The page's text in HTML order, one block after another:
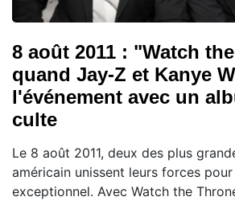
8 août 2011 : "Watch
quand Jay-Z et Kanye
l'événement avec un
culte
Le 8 août 2011, deux des plus
américain unissent leurs forces
exceptionnel. Avec Watch the